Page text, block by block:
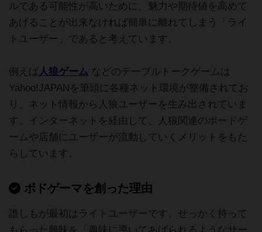
ルである可能性が高いために、魅力や期待値を高めて
あげることが出来なければ簡単に離れてしまう「ライ
トユーザー」であると考えています。
例えば 人狼ゲーム などのテーブルトークゲームは
Yahoo!JAPANを筆頭に各種ネット環境が整備されてお
り、ネット情報から人狼ユーザーを生み出されていま
す。インターネットを経由して、人狼関連のボードゲ
ームや店舗にユーザーが流動していくメリットをもた
らしています。
ボドゲーマを創った理由
誰しもが最初はライトユーザーです。せっかく持って